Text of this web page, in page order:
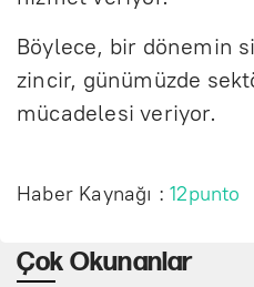
Böylece, bir dönemin
zincir, günümüzde
mücadelesi veriyor.
Haber Kaynağı :12punto
Çok Okunanlar